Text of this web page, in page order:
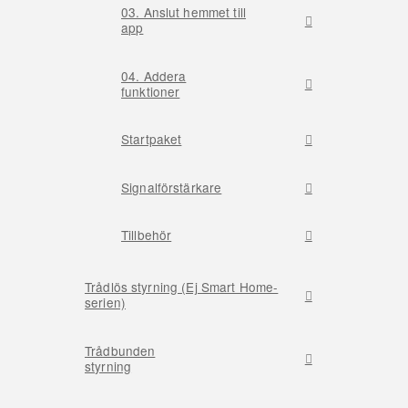
03. Anslut hemmet till
app
04. Addera
funktioner
Startpaket
Signalförstärkare
Tillbehör
Trådlös styrning (Ej Smart Home-
serien)
Trådbunden
styrning